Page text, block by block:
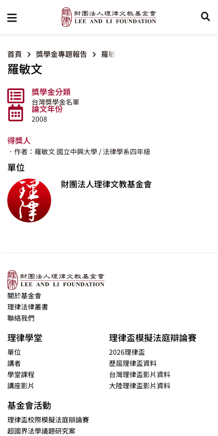
首頁 獎學金專題報告 羅敏文
羅敏文
獎學金分類
台灣獎學金名單
論文年份
2008
得獎人
．作者：羅敏文 國立中興大學 / 法律學系四年級
單位
財團法人理律文教基金會
關於基金會
理律法律叢書
聯絡我們
理律學堂
單位
講者
學堂課程
講座影片
理律盃模擬法庭辯論賽
2026理律盃
歷屆理律盃資料
台灣理律盃影片資料
大陸理律盃影片資料
基金會活動
理律盃校際模擬法庭辯論賽
超國界法學議題研究案